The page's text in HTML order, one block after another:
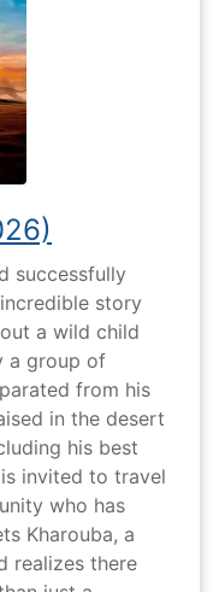
successfully
story
a wild child
a group of
from his
in the desert
his best
invited to travel
who has
Kharouba, a
realizes there